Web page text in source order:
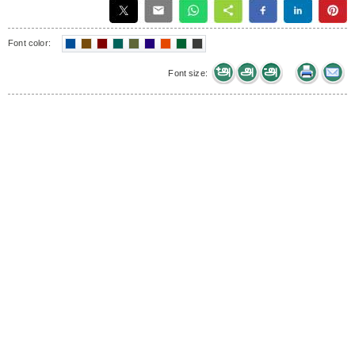
Font color:
Font size: